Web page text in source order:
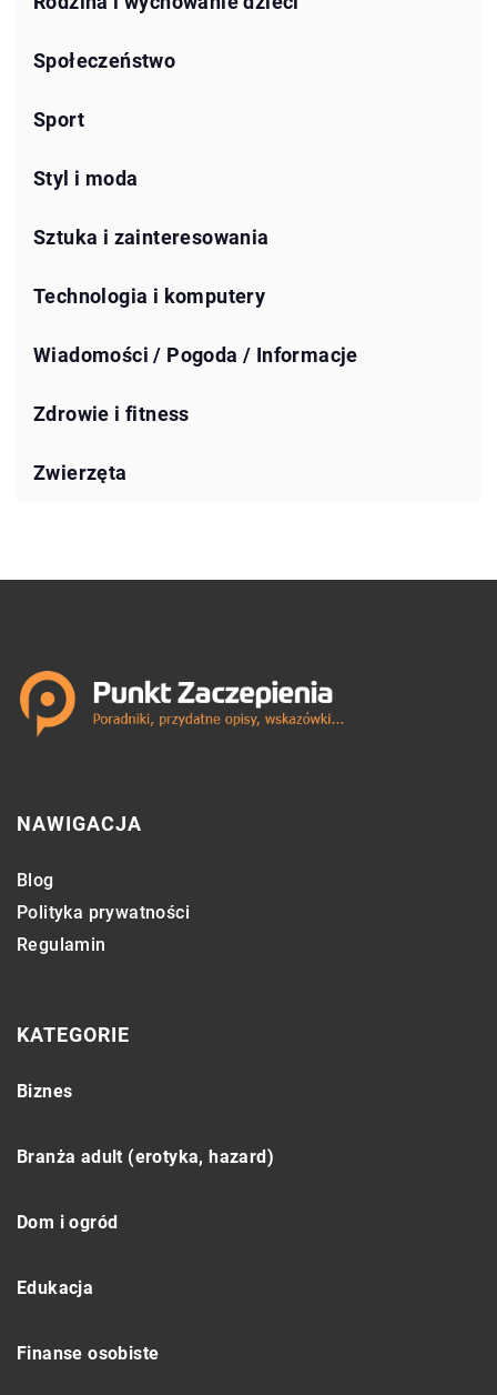
Społeczeństwo
Sport
Styl i moda
Sztuka i zainteresowania
Technologia i komputery
Wiadomości / Pogoda / Informacje
Zdrowie i fitness
Zwierzęta
NAWIGACJA
Blog
Polityka prywatności
Regulamin
KATEGORIE
Biznes
Branża adult (erotyka, hazard)
Dom i ogród
Edukacja
Finanse osobiste